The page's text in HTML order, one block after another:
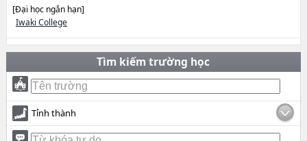
[Đại học ngắn hạn]
Iwaki College
Tìm kiếm trường học
Tỉnh thành